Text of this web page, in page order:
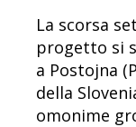
La scorsa
progetto si
a Postojna
della
omonime